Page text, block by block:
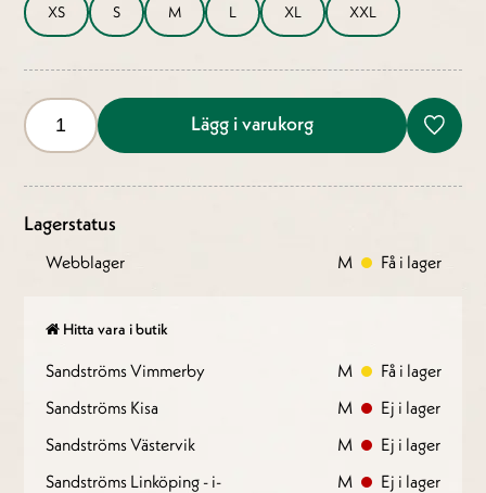
XS S M L XL XXL
Lägg i varukorg
Lagerstatus
Webblager M Få i lager
Hitta vara i butik
Sandströms Vimmerby M
Få i lager
Sandströms Kisa
M
Ej i lager
Sandströms Västervik
M
Ej i lager
Sandströms Linköping - i-
M Ej i lager